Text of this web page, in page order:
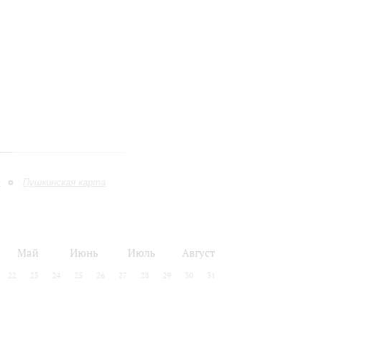
Пушкинская карта
Май Июнь Июль Август
22 23 24 25 26 27 28 29 30 31